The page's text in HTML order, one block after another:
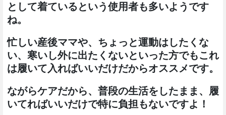
として着ているという使用者も多いようです
ね。
忙しい産後ママや、ちょっと運動はしたくな
い、寒いし外に出たくないといった方でもこれ
は履いて入ればいいだけだからオススメです。
ながらケアだから、普段の生活をしたまま、履
いてればいいだけで特に負担もないですよ！